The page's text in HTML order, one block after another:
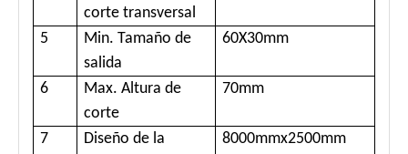
corte transversal
5
Min. Tamaño de
salida
60X30mm
6
Max. Altura de
corte
70mm
7
Diseño de la
8000mmx2500mm